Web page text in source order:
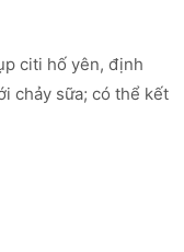
citi hố yên, định
chảy sữa; có thể kết